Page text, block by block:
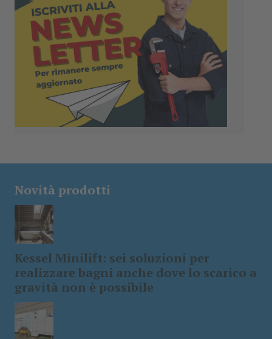
Novità prodotti
Kessel Minilift: sei soluzioni per
realizzare bagni anche dove lo scarico a
gravità non è possibile